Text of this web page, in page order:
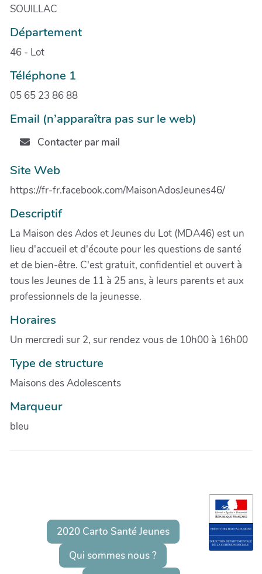
SOUILLAC
Département
46 - Lot
Téléphone 1
05 65 23 86 88
Email (n’apparaîtra pas sur le web)
Contacter par mail
Site Web
https://fr-fr.facebook.com/MaisonAdosJeunes46/
Descriptif
La Maison des Ados et Jeunes du Lot (MDA46) est un
lieu d'accueil et d'écoute pour les questions de santé
et de bien-être. C'est gratuit, confidentiel et ouvert à
tous les Jeunes de 11 à 25 ans, à leurs parents et aux
professionnels de la jeunesse.
Horaires
Un mercredi sur 2, sur rendez vous de 10h00 à 16h00
Type de structure
Maisons des Adolescents
Marqueur
bleu
2020 Carto Santé Jeunes
Qui sommes nous ?